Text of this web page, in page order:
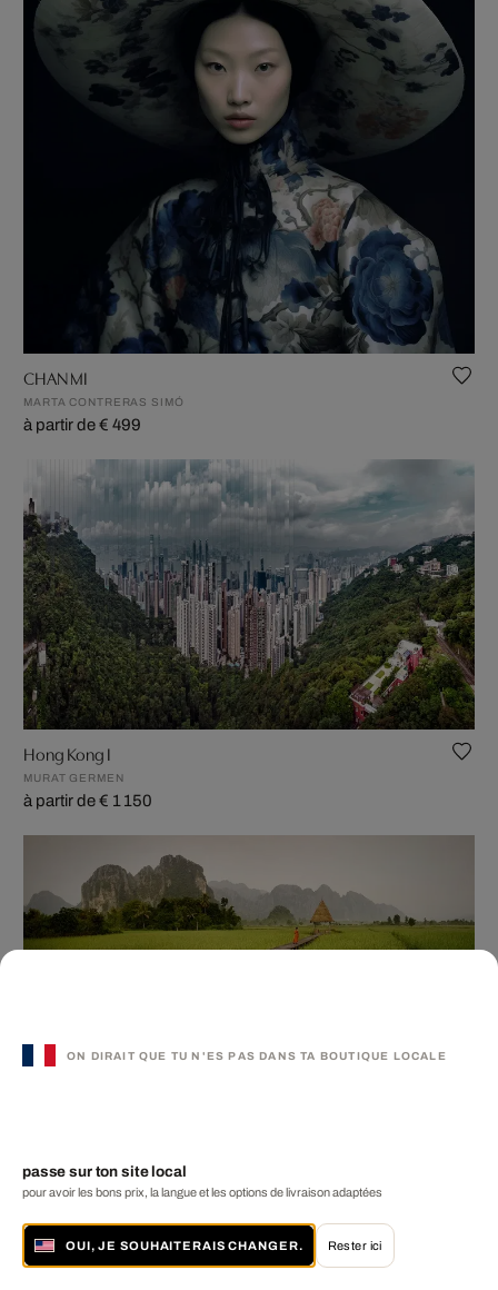
CHAN MI
MARTA CONTRERAS SIMÓ
à partir de € 499
Hong Kong I
MURAT GERMEN
à partir de € 1 150
RUI CAMILOON DIRAIT QUE TU N'ES PAS DANS TA BOUTIQUE LOCALE
passe sur ton site local
pour avoir les bons prix, la langue et les options de livraison adaptées
OUI, JE SOUHAITERAIS CHANGER. Rester ici